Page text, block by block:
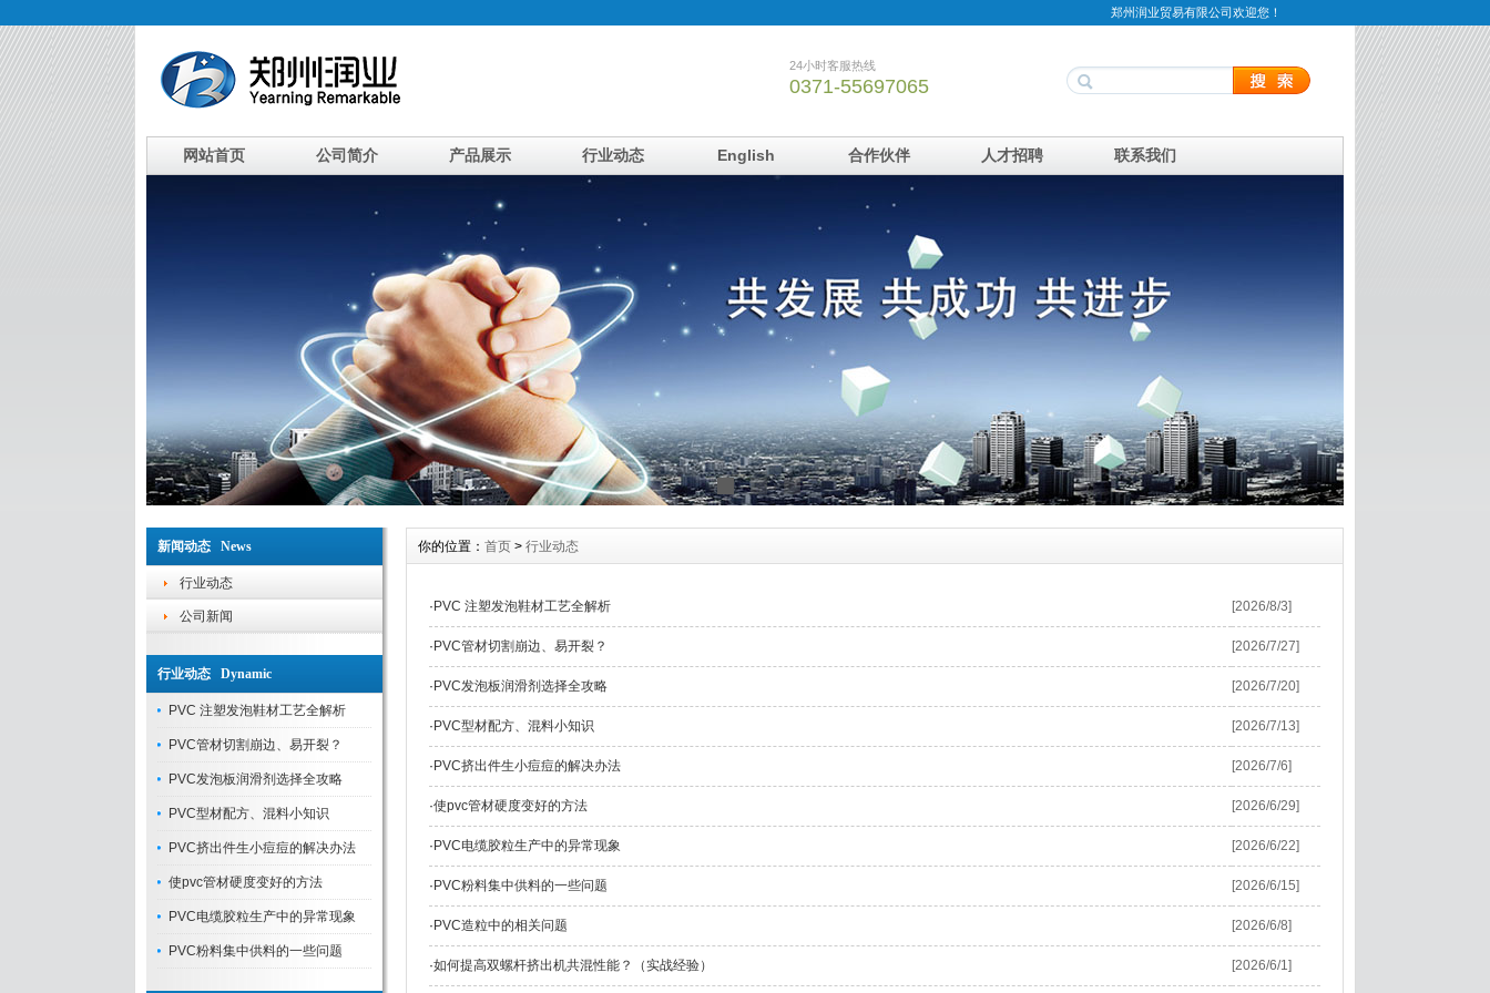
郑州润业贸易有限公司欢迎您！
24小时客服热线
0371-55697065
网站首页 公司简介 产品展示 行业动态 English 合作伙伴 人才招聘 联系我们
新闻动态 News
行业动态
公司新闻
行业动态 Dynamic
PVC 注塑发泡鞋材工艺全解析
PVC管材切割崩边、易开裂？
PVC发泡板润滑剂选择全攻略
PVC型材配方、混料小知识
PVC挤出件生小痘痘的解决办法
使pvc管材硬度变好的方法
PVC电缆胶粒生产中的异常现象
PVC粉料集中供料的一些问题
你的位置： 首页 > 行业动态
· PVC 注塑发泡鞋材工艺全解析 [2026/8/3]
· PVC管材切割崩边、易开裂？ [2026/7/27]
· PVC发泡板润滑剂选择全攻略 [2026/7/20]
· PVC型材配方、混料小知识 [2026/7/13]
· PVC挤出件生小痘痘的解决办法 [2026/7/6]
·使pvc管材硬度变好的方法 [2026/6/29]
· PVC电缆胶粒生产中的异常现象 [2026/6/22]
· PVC粉料集中供料的一些问题 [2026/6/15]
· PVC造粒中的相关问题 [2026/6/8]
·如何提高双螺杆挤出机共混性能？（实战经验） [2026/6/1]